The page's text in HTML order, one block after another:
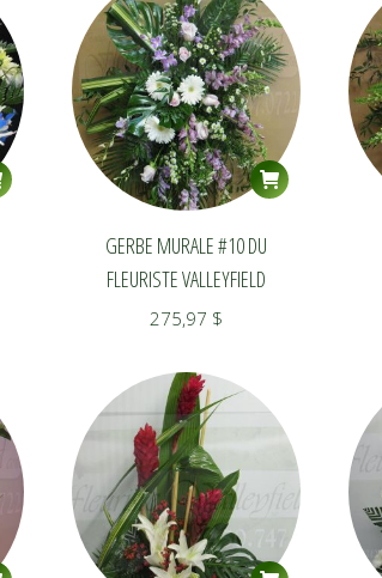
GERBE MURALE #10 DU
FLEURISTE VALLEYFIELD
275,97 $